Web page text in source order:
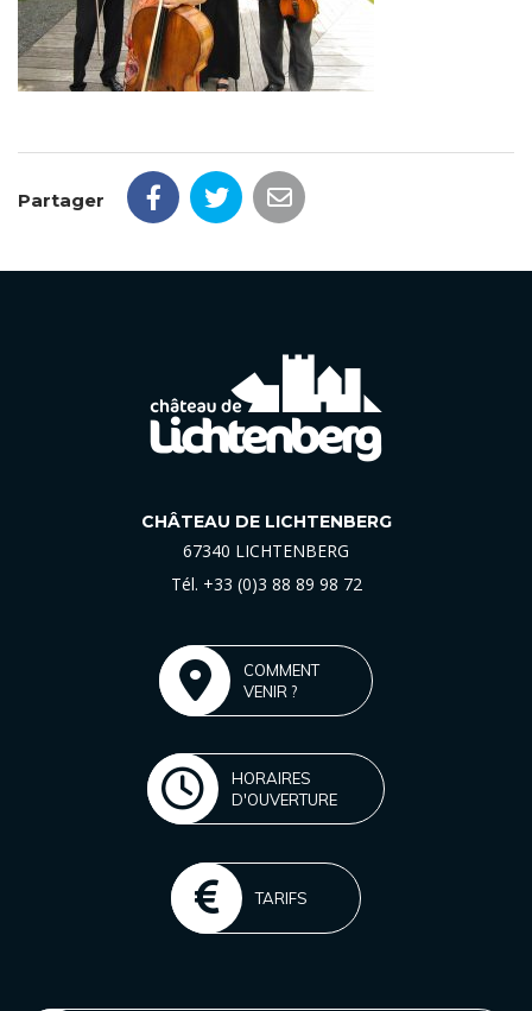
Partager
CHÂTEAU DE LICHTENBERG
67340 LICHTENBERG
Tél. +33 (0)3 88 89 98 72
COMMENT
VENIR ?
HORAIRES
D'OUVERTURE
TARIFS